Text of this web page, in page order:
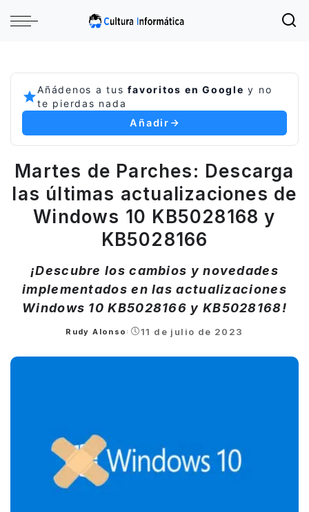
Añádenos a tusfavoritos en Google y no
te pierdas nada
Añadir
Martes de Parches: Descarga
las últimas actualizaciones de
Windows 10 KB5028168 y
KB5028166
¡Descubre los cambios y novedades
implementados en las actualizaciones
Windows 10 KB5028166 y KB5028168!
Posted
Rudy Alonso 11 de julio de 2023